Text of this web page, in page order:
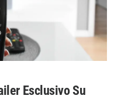
Esclusivo Su